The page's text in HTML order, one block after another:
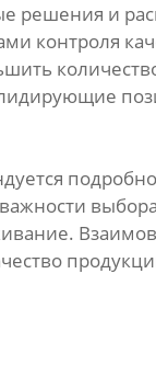
решения и
контроля
выбора